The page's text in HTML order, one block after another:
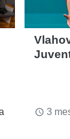
access_time 3